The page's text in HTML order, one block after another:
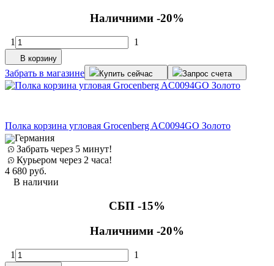
Наличними -20%
1 1
В корзину
Забрать в магазине Купить сейчас Запрос счета
Полка корзина угловая Grocenberg AC0094GO Золото
Германия
Забрать через 5 минут!
Курьером через 2 часа!
4 680 руб.
В наличии
СБП -15%
Наличними -20%
1 1